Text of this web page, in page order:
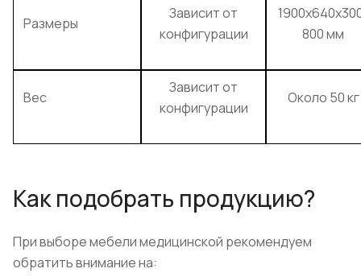
Размеры
Зависит от
конфигурации
800 мм
Вес
Зависит от
конфигурации
Около 50 кг
Как подобрать продукцию?
При выборе мебели медицинской рекомендуем
обратить внимание на: